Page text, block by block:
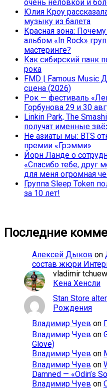
очень неловкой и
Юлия Кроу
музыку из балета
Красная зона:
альбом «In Rock»
мастеринге?
Как сибирский панк
рока
FMD | Famous Music
сцена (2026)
Рок — фестиваль
Горбунова 29 и 30
Linkin Park, The
получат именные
Не азиаты мы: BTS
премии «Грэмми»
Йорн Ланде о
«Спасибо тебе, друг
для меня огромная
Группа Sleep Token
за 10 лет!
Последние
Алексей Дыков on
состав жюри
vladimir tchuew
Кена Хенсли
Stan Store
Рождения
Владимир Чуев on
Владимир Чуев on
Glove)
Владимир Чуев on
Владимир Чуев on
Damned — «Odin’s
Владимир Чуев on